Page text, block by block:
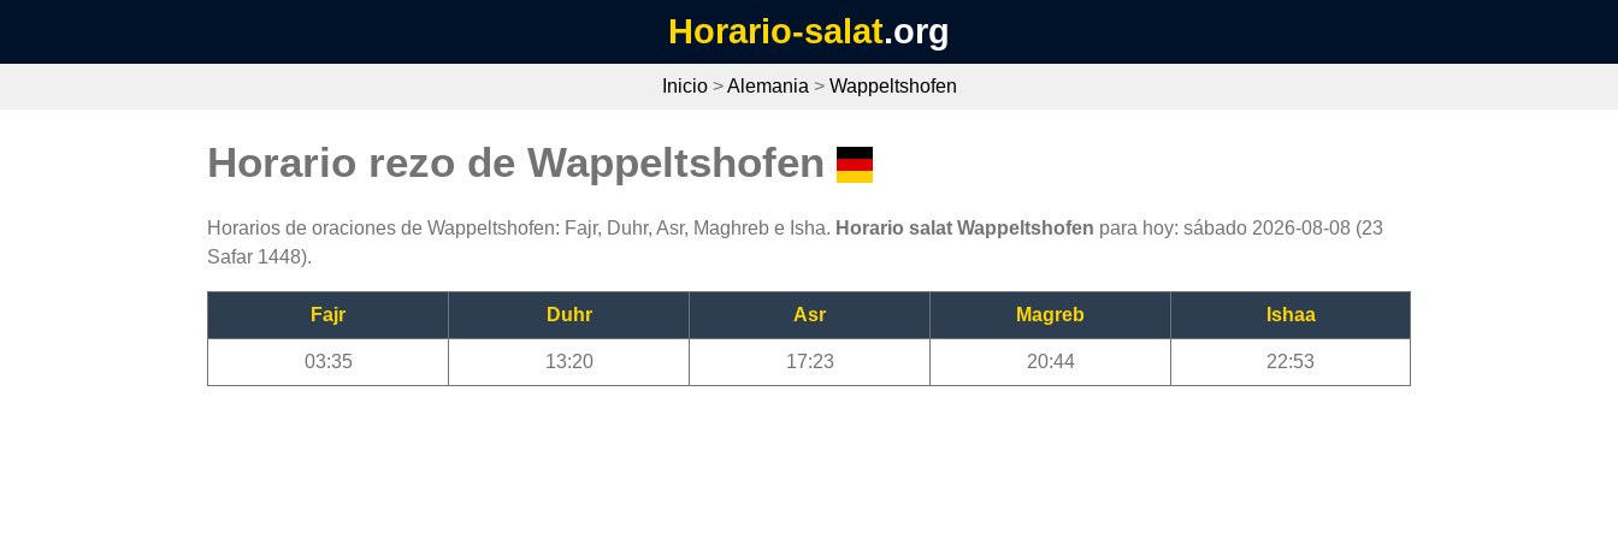
Horario-salat.org
Inicio>Alemania > Wappeltshofen
Horario rezo de Wappeltshofen
Horarios de oraciones de Wappeltshofen: Fajr, Duhr, Asr, Maghreb e Isha. Horario salat Wappeltshofen para hoy: sábado 2026-08-08 (23
Safar 1448).
Fajr Duhr Asr Magreb Ishaa
03:35 13:20 17:23 20:44 22:53